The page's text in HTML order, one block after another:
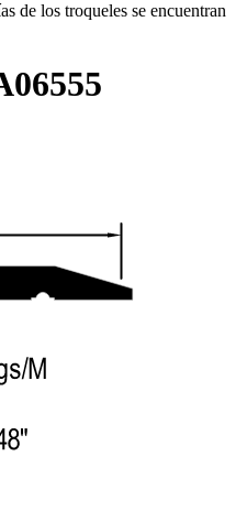
de los troqueles se encuentran